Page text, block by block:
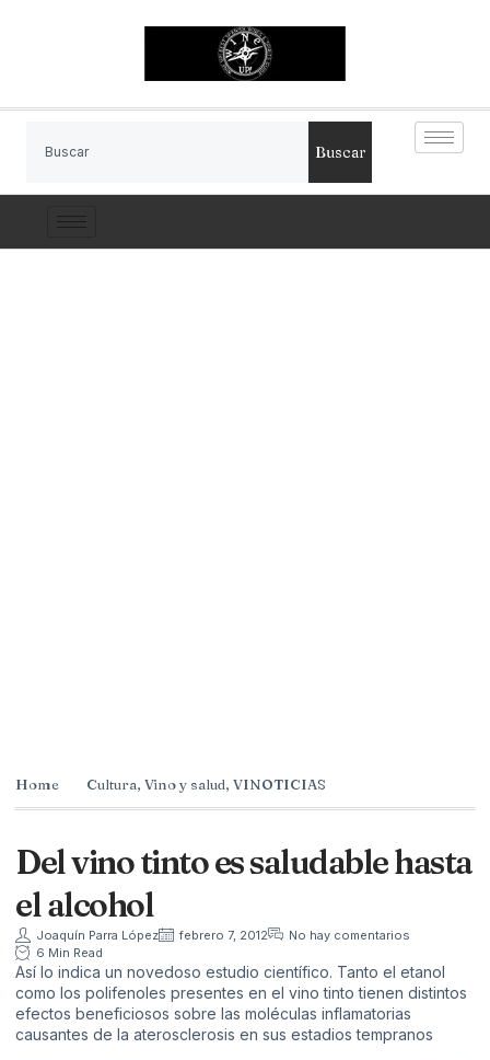
Buscar
Home Cultura, Vino y salud, VINOTICIAS
Del vino tinto es saludable hasta
el alcohol
Joaquín Parra López febrero 7, 2012
No hay comentarios
6 Min Read
Así lo indica un novedoso estudio científico. Tanto el etanol
como los polifenoles presentes en el vino tinto tienen distintos
efectos beneficiosos sobre las moléculas inflamatorias
causantes de la aterosclerosis en sus estadios tempranos